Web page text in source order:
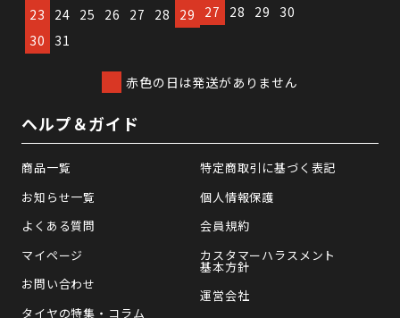
23
24 25 26 27 28
29
30
31
27
28 29 30
赤色の日は発送がありません
ヘルプ＆ガイド
商品一覧
お知らせ一覧
よくある質問
マイページ
お問い合わせ
タイヤの特集・コラム
特定商取引に基づく表記
個人情報保護
会員規約
カスタマーハラスメント
基本方針
運営会社